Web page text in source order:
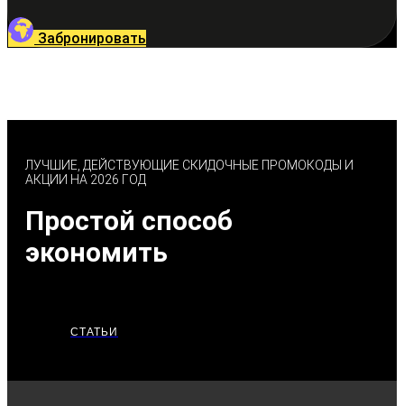
Забронировать
ЛУЧШИЕ, ДЕЙСТВУЮЩИЕ СКИДОЧНЫЕ ПРОМОКОДЫ И
АКЦИИ НА 2026 ГОД
Простой способ
экономить
СТАТЬИ